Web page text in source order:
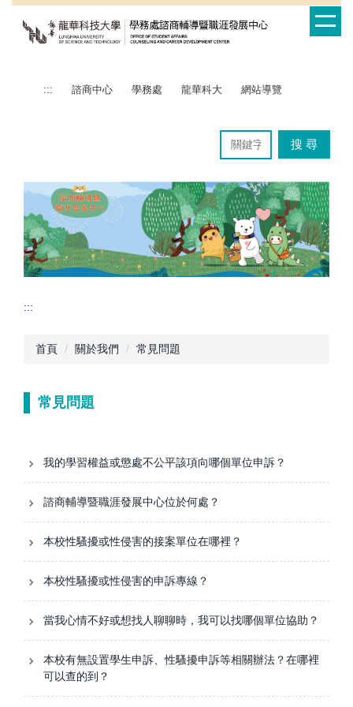
::: 諮商中心 學務處 龍華科大 網站導覽
搜 尋
:::
首頁 關於我們 常見問題
常見問題
我的學習權益或懲處不公平該項向哪個單位申訴？
諮商輔導暨職涯發展中心位於何處？
本校性騷擾或性侵害的接案單位在哪裡？
本校性騷擾或性侵害的申訴專線？
當我心情不好或想找人聊聊時，我可以找哪個單位協助？
本校有無設置學生申訴、性騷擾申訴等相關辦法？在哪裡
可以查的到？